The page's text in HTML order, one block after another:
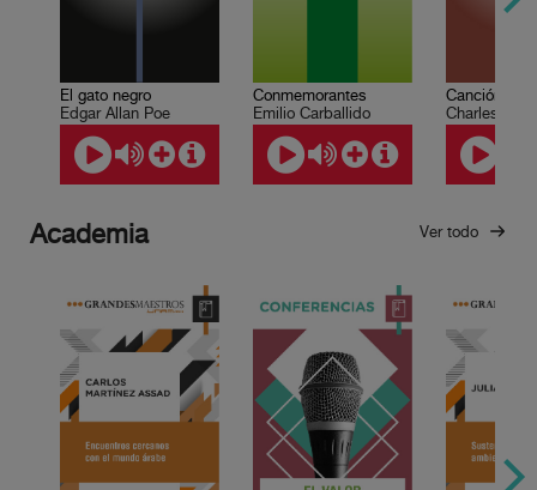
El gato negro
Edgar Allan Poe
Conmemorantes
Emilio Carballido
Canción de
Charles
Academia Ver todo